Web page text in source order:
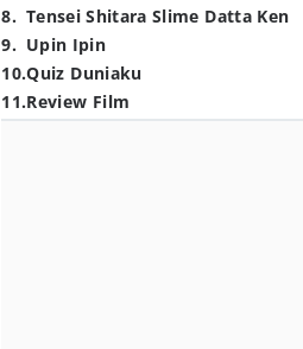
8. Tensei Shitara Slime Datta Ken
9. Upin Ipin
10.Quiz Duniaku
11.Review Film